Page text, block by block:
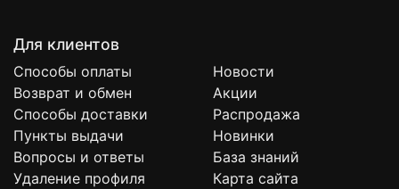
Для клиентов
Способы оплаты
Возврат и обмен
Способы доставки
Пункты выдачи
Вопросы и ответы
Удаление профиля
Новости
Акции
Распродажа
Новинки
База знаний
Карта сайта